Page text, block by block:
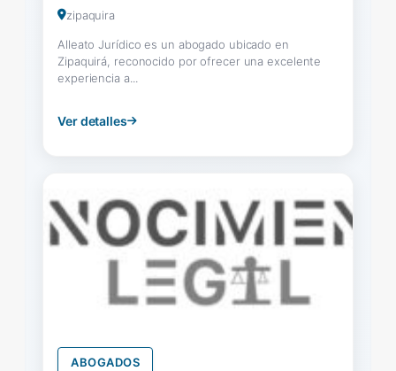
zipaquira
Alleato Jurídico es un abogado ubicado en
Zipaquirá, reconocido por ofrecer una excelente
experiencia a...
Ver detalles
ABOGADOS